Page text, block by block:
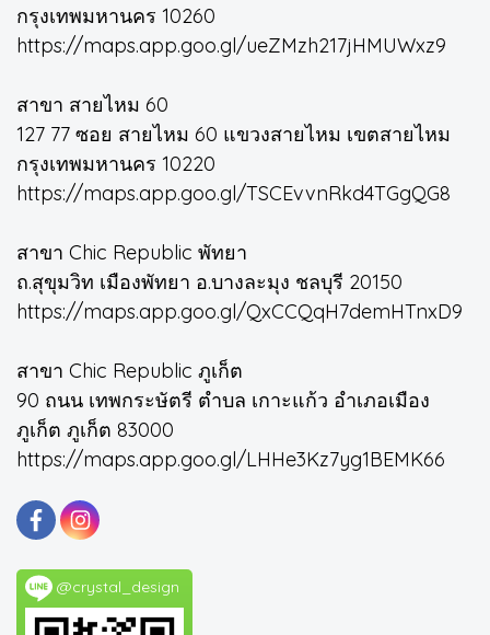
กรุงเทพมหานคร 10260
https://maps.app.goo.gl/ueZMzh217jHMUWxz9
สาขา สายไหม 60
127 77 ซอย สายไหม 60 แขวงสายไหม เขตสายไหม
กรุงเทพมหานคร 10220
https://maps.app.goo.gl/TSCEvvnRkd4TGgQG8
สาขา Chic Republic พัทยา
ถ.สุขุมวิท เมืองพัทยา อ.บางละมุง ชลบุรี 20150
https://maps.app.goo.gl/QxCCQqH7demHTnxD9
สาขา Chic Republic ภูเก็ต
90 ถนน เทพกระษัตรี ตำบล เกาะแก้ว อำเภอเมือง
ภูเก็ต ภูเก็ต 83000
https://maps.app.goo.gl/LHHe3Kz7yg1BEMK66
@crystal_design